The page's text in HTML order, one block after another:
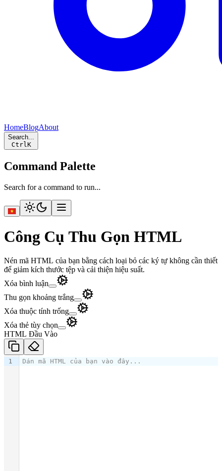
HomeBlogAbout
Search...
CtrlK
Command Palette
Search for a command to run...
Công Cụ Thu Gọn HTML
Nén mã HTML của bạn bằng cách loại bỏ các ký tự không cần thiết
để giảm kích thước tệp và cải thiện hiệu suất.
Xóa bình luận
Thu gọn khoảng trắng
Xóa thuộc tính trống
Xóa thẻ tùy chọn
HTML Đầu Vào
1 Dán mã HTML của bạn vào đây...